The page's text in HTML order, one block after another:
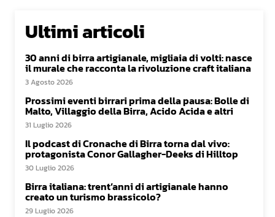
Ultimi articoli
30 anni di birra artigianale, migliaia di volti: nasce
il murale che racconta la rivoluzione craft italiana
3 Agosto 2026
Prossimi eventi birrari prima della pausa: Bolle di
Malto, Villaggio della Birra, Acido Acida e altri
31 Luglio 2026
Il podcast di Cronache di Birra torna dal vivo:
protagonista Conor Gallagher-Deeks di Hilltop
30 Luglio 2026
Birra italiana: trent’anni di artigianale hanno
creato un turismo brassicolo?
29 Luglio 2026